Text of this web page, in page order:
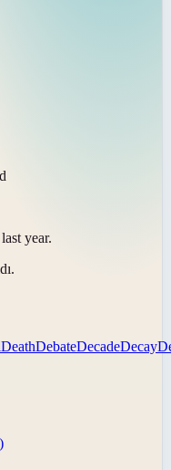
year.
.
DeathDebateDecadeDecay